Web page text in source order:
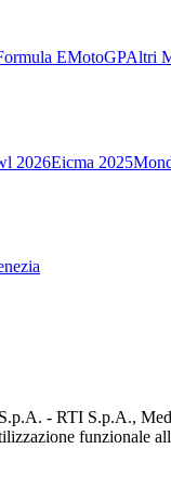
EMotoGPAltri
2026Eicma 2025
- RTI S.p.A.,
funzionale